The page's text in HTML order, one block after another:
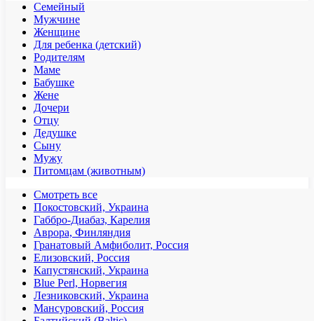
Семейный
Мужчине
Женщине
Для ребенка (детский)
Родителям
Маме
Бабушке
Жене
Дочери
Отцу
Дедушке
Сыну
Мужу
Питомцам (животным)
Смотреть все
Покостовский, Украина
Габбро-Диабаз, Карелия
Аврора, Финляндия
Гранатовый Амфиболит, Россия
Елизовский, Россия
Капустянский, Украина
Blue Perl, Норвегия
Лезниковский, Украина
Мансуровский, Россия